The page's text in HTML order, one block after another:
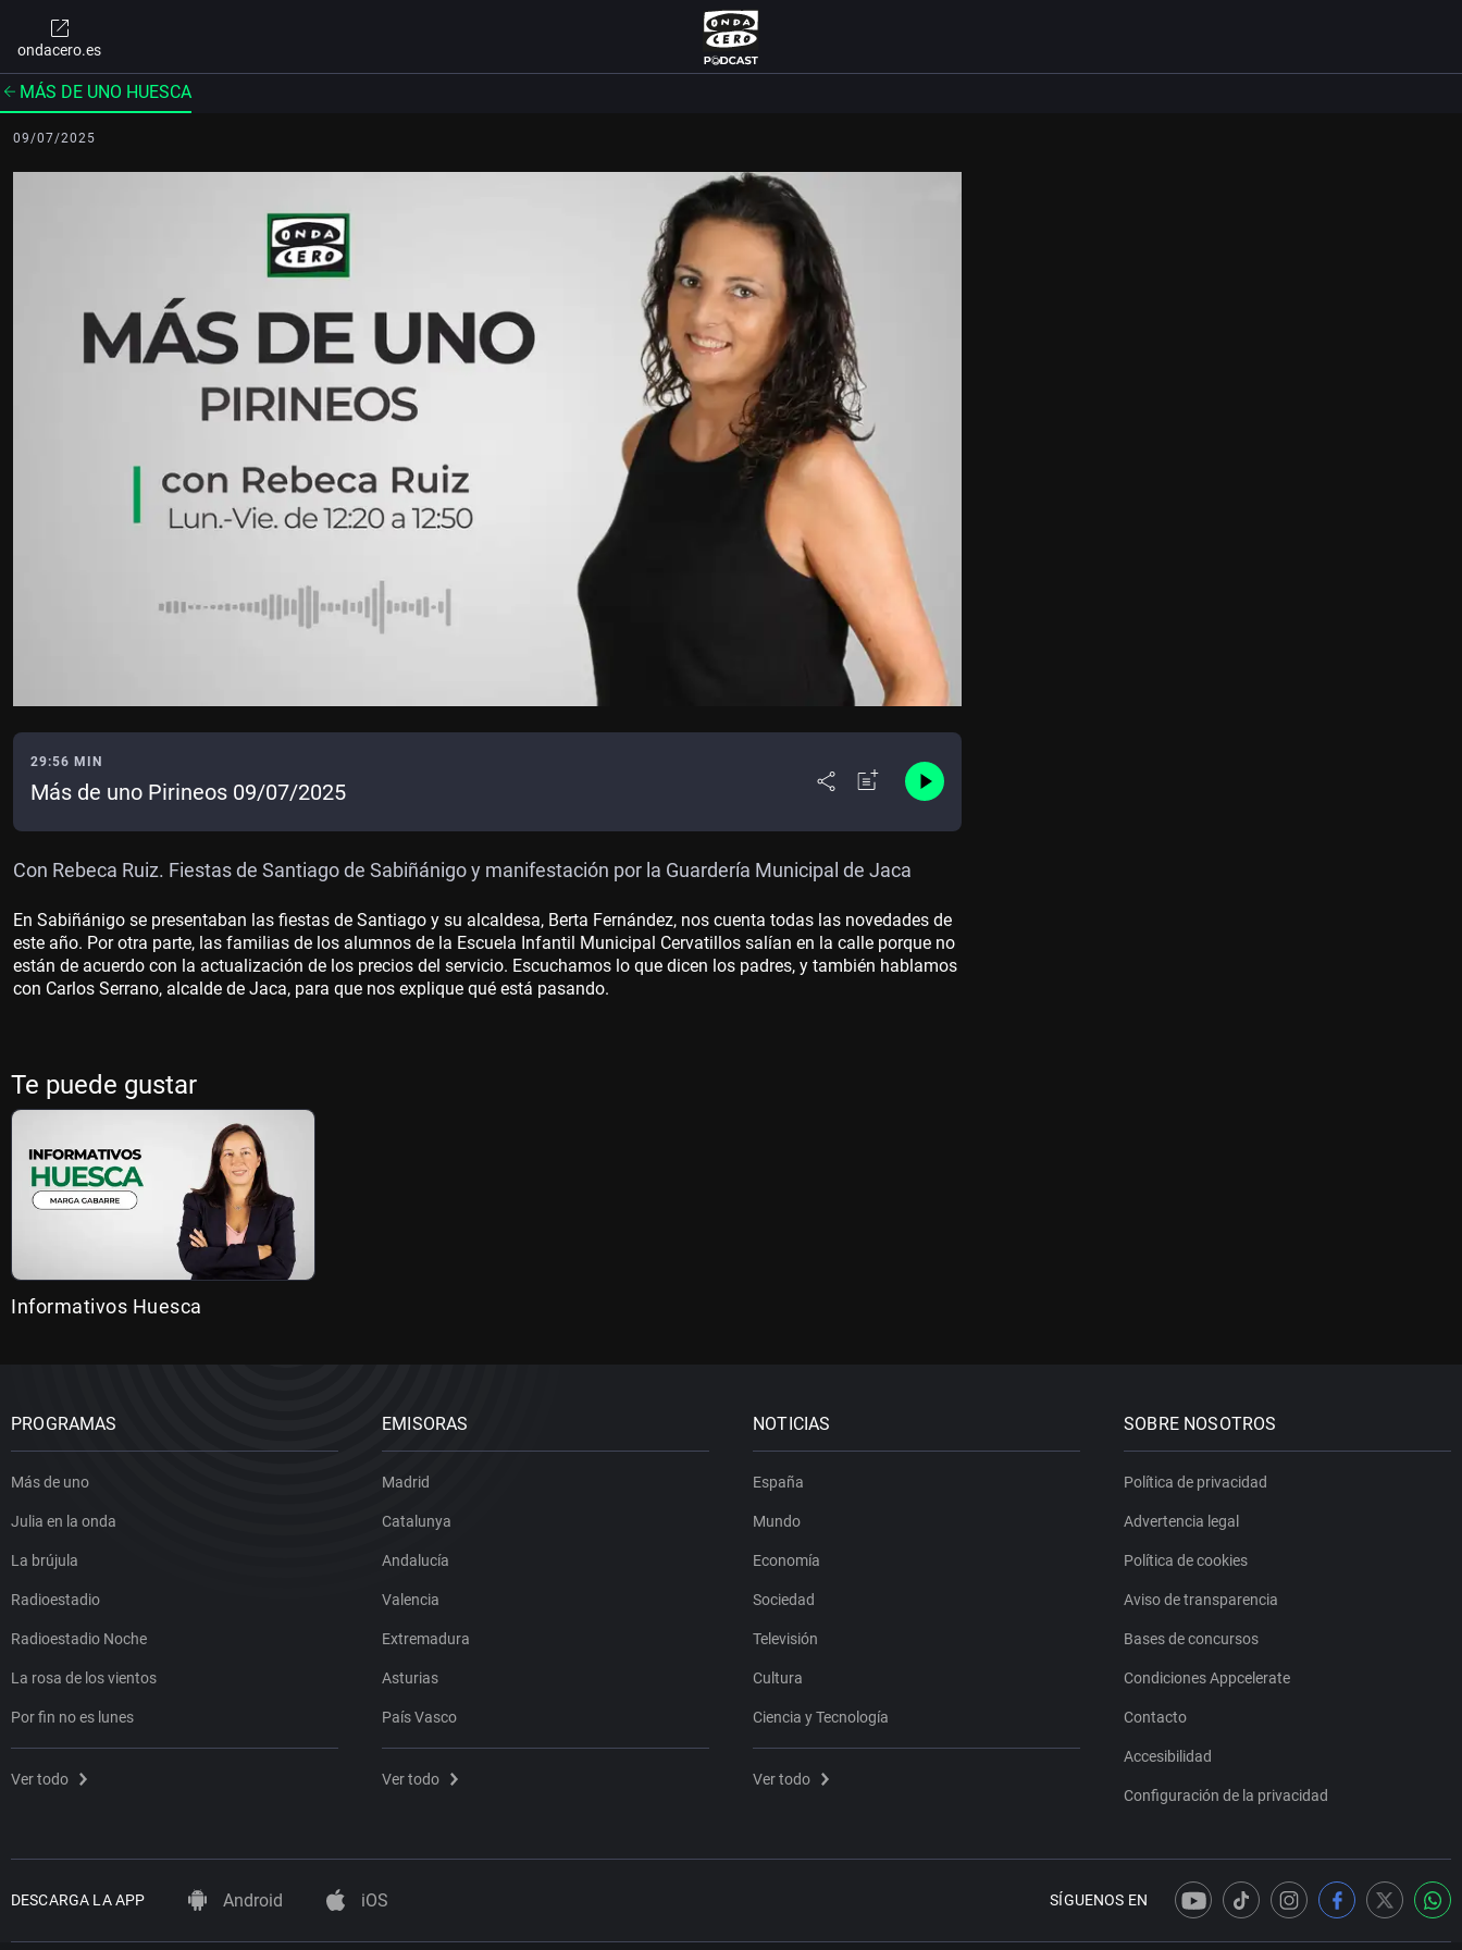
ondacero.es
MÁS DE UNO HUESCA
09/07/2025
29:56 MIN
Más de uno Pirineos 09/07/2025
Con Rebeca Ruiz. Fiestas de Santiago de Sabiñánigo y manifestación por la Guardería Municipal de Jaca
En Sabiñánigo se presentaban las fiestas de Santiago y su alcaldesa, Berta Fernández, nos cuenta todas las novedades de
este año. Por otra parte, las familias de los alumnos de la Escuela Infantil Municipal Cervatillos salían en la calle porque no
están de acuerdo con la actualización de los precios del servicio. Escuchamos lo que dicen los padres, y también hablamos
con Carlos Serrano, alcalde de Jaca, para que nos explique qué está pasando.
Te puede gustar
Informativos Huesca
PROGRAMAS
Más de uno
Julia en la onda
La brújula
Radioestadio
Radioestadio Noche
La rosa de los vientos
Por fin no es lunes
Ver todo
EMISORAS
Madrid
Catalunya
Andalucía
Valencia
Extremadura
Asturias
País Vasco
Ver todo
NOTICIAS
España
Mundo
Economía
Sociedad
Televisión
Cultura
Ciencia y Tecnología
Ver todo
SOBRE NOSOTROS
Política de privacidad
Advertencia legal
Política de cookies
Aviso de transparencia
Bases de concursos
Condiciones Appcelerate
Contacto
Accesibilidad
Configuración de la privacidad
DESCARGA LA APP Android iOS SÍGUENOS EN